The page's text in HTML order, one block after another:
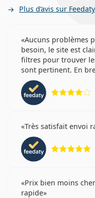
Plus d’avis sur Feedaty
Aucuns problèmes
besoin, le site est
filtres pour trouver
sont pertinent. En
Très satisfait envoi
Prix bien moins
rapide